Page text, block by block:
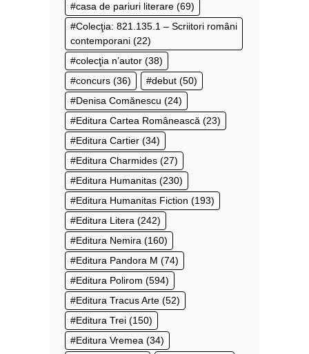
casa de pariuri literare (69)
Colecţia: 821.135.1 – Scriitori români
contemporani (22)
colecţia n’autor (38)
concurs (36) debut (50)
Denisa Comănescu (24)
Editura Cartea Românească (23)
Editura Cartier (34)
Editura Charmides (27)
Editura Humanitas (230)
Editura Humanitas Fiction (193)
Editura Litera (242)
Editura Nemira (160)
Editura Pandora M (74)
Editura Polirom (594)
Editura Tracus Arte (52)
Editura Trei (150)
Editura Vremea (34)